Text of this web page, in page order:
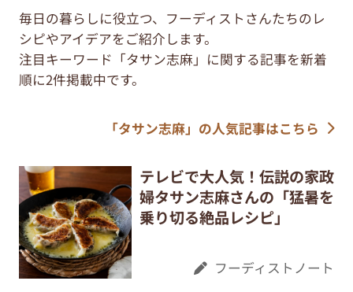
毎日の暮らしに役立つ、フーディストさんたちのレ
シピやアイデアをご紹介します。
注目キーワード「タサン志麻」に関する記事を新着
順に2件掲載中です。
「タサン志麻」の人気記事はこちら
テレビで大人気！伝説の家政
婦タサン志麻さんの「猛暑を
乗り切る絶品レシピ」
フーディストノート